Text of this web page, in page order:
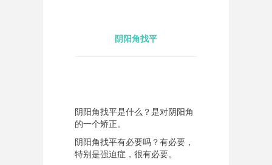
阴阳角找平
阴阳角找平是什么？是对阴阳角
的一个矫正。
阴阳角找平有必要吗？有必要，
特别是强迫症，很有必要。